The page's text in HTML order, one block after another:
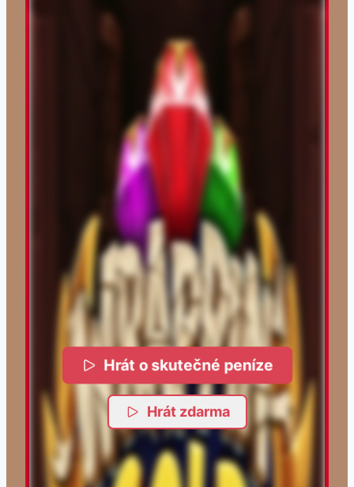
Hrát o skutečné peníze
Hrát zdarma